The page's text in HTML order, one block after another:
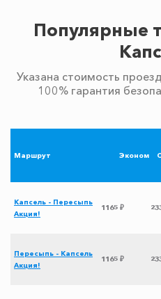
Популярные
Указана стоимость
100% гарантия
Маршрут Эконом
Капсель - Пересыпь
Акция!
1165 ₽
Пересыпь - Капсель
Акция!
1165 ₽